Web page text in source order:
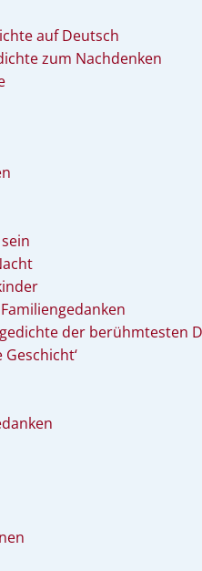
auf Deutsch
zum Nachdenken
der berühmtesten